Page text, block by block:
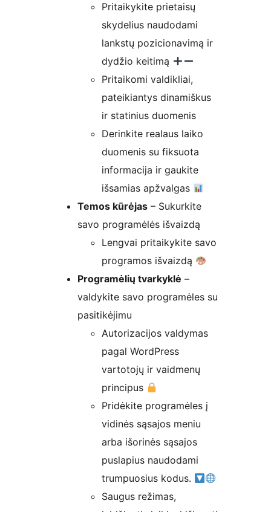
Pritaikykite prietaisų
skydelius naudodami
lankstų pozicionavimą ir
dydžio keitimą
Pritaikomi valdikliai,
pateikiantys dinamiškus
ir statinius duomenis
Derinkite realaus laiko
duomenis su fiksuota
informacija ir gaukite
išsamias apžvalgas
Temos kūrėjas – Sukurkite
savo programėlės išvaizdą
Lengvai pritaikykite savo
programos išvaizdą
Programėlių tvarkyklė –
valdykite savo programėles su
pasitikėjimu
Autorizacijos valdymas
pagal WordPress
vartotojų ir vaidmenų
principus
Pridėkite programėles į
vidinės sąsajos meniu
arba išorinės sąsajos
puslapius naudodami
trumpuosius kodus.
Saugus režimas,